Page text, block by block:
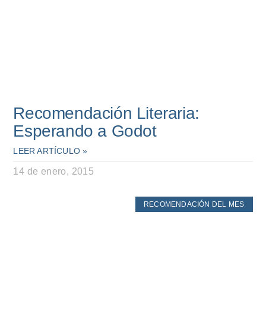
Recomendación Literaria:
Esperando a Godot
LEER ARTÍCULO »
14 de enero, 2015
RECOMENDACIÓN DEL MES